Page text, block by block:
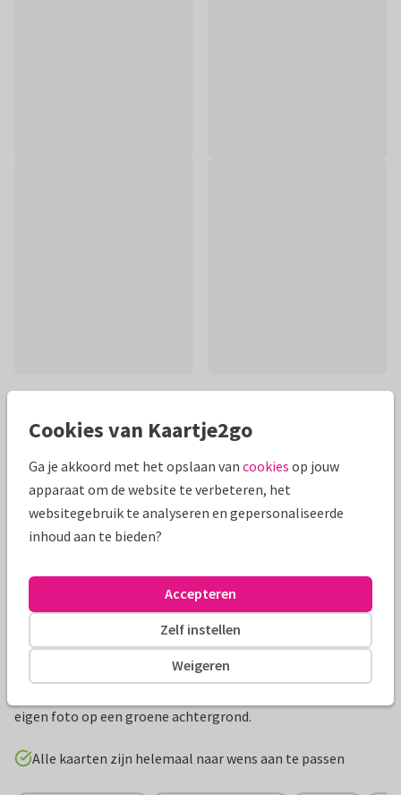
Mooie extra's bij je kaart
eigen foto op een groene achtergrond.
Alle kaarten zijn helemaal naar wens aan te passen
Cookies van Kaartje2go
Ga je akkoord met het opslaan van cookies op jouw
apparaat om de website te verbeteren, het
websitegebruik te analyseren en gepersonaliseerde
inhoud aan te bieden?
Weigeren
Zelf instellen
Accepteren